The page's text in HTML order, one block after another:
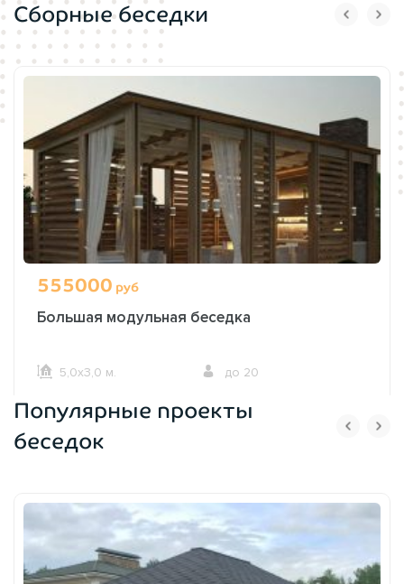
Сборные беседки
555000 руб
Большая модульная беседка
5,0х3,0 м. до 20
ОФОРМИТЬ ЗАКАЗ
Популярные проекты
беседок